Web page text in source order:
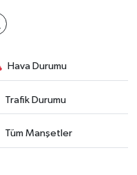
Hava Durumu
Trafik Durumu
Tüm Manşetler